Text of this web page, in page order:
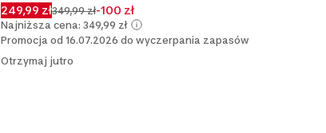
249,99 zł349,99 zł-100 zł
Najniższa cena: 349,99 zł
Promocja od 16.07.2026 do wyczerpania zapasów
Otrzymaj jutro